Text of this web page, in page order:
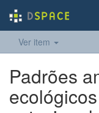
Ver item
Padrões